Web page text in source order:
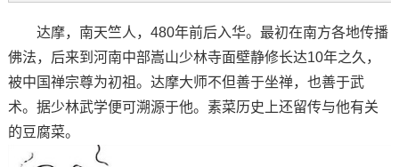
达摩，南天竺人，480年前后入华。最初在南方各地传播
佛法，后来到河南中部嵩山少林寺面壁静修长达10年之久，
被中国禅宗尊为初祖。达摩大师不但善于坐禅，也善于武
术。据少林武学便可溯源于他。素菜历史上还留传与他有关
的豆腐菜。